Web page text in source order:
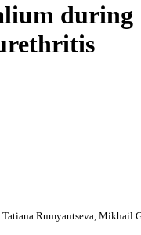
during
Rumyantseva, Mikhail